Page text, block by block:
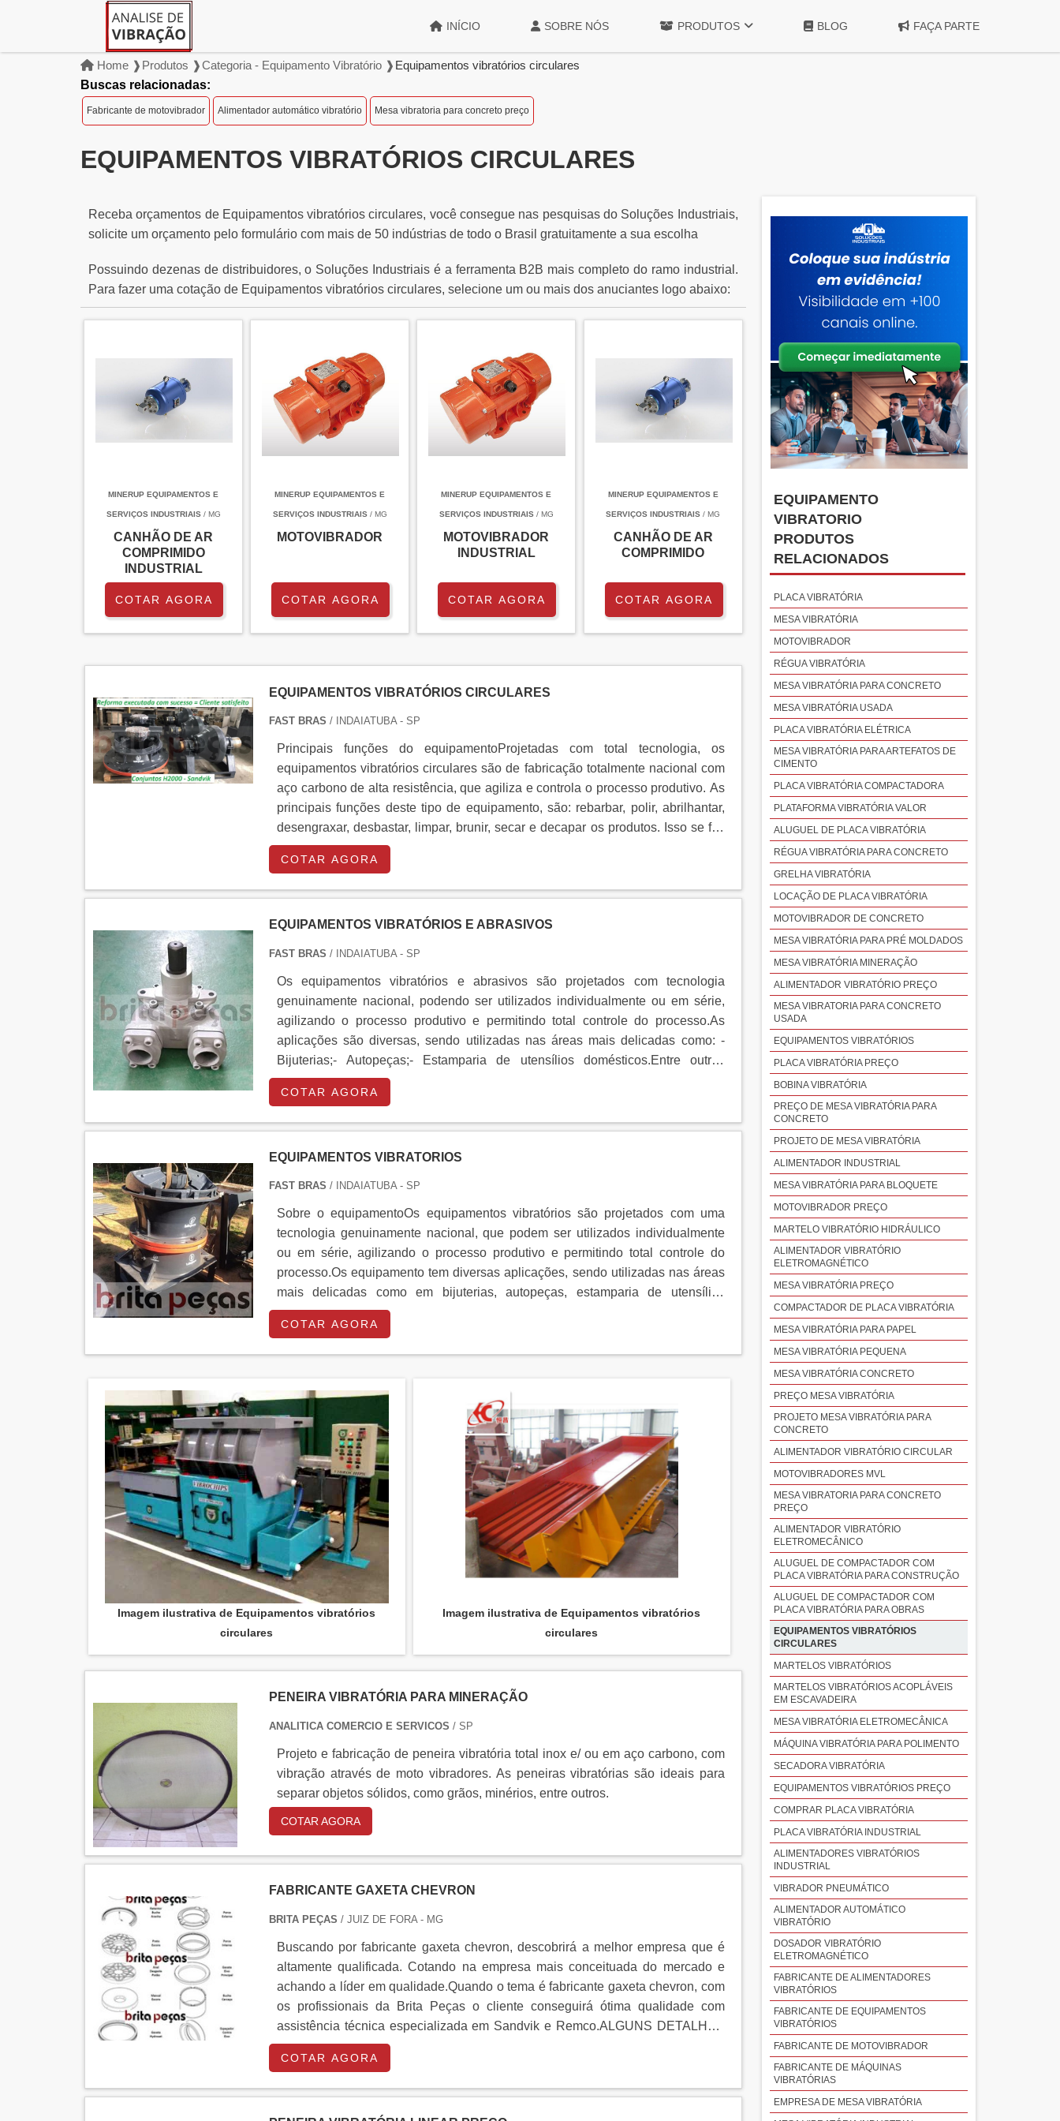
INÍCIO SOBRE NÓS PRODUTOS BLOG FAÇA PARTE
Home ❱ Produtos ❱Categoria - Equipamento Vibratório ❱ Equipamentos vibratórios circulares
Buscas relacionadas:
Fabricante de motovibrador Alimentador automático vibratório Mesa vibratoria para concreto preço
EQUIPAMENTOS VIBRATÓRIOS CIRCULARES
Receba orçamentos de Equipamentos vibratórios circulares, você consegue nas pesquisas do Soluções Industriais,
solicite um orçamento pelo formulário com mais de 50 indústrias de todo o Brasil gratuitamente a sua escolha
Possuindo dezenas de distribuidores, o Soluções Industriais é a ferramenta B2B mais completo do ramo industrial.
Para fazer uma cotação de Equipamentos vibratórios circulares, selecione um ou mais dos anuciantes logo abaixo:
MINERUP EQUIPAMENTOS E
SERVIÇOS INDUSTRIAIS/ MG
CANHÃO DE AR
COMPRIMIDO
INDUSTRIAL
COTAR AGORA
MINERUP EQUIPAMENTOS E
SERVIÇOS INDUSTRIAIS/ MG
MOTOVIBRADOR
COTAR AGORA
MINERUP EQUIPAMENTOS E
SERVIÇOS INDUSTRIAIS/ MG
MOTOVIBRADOR
INDUSTRIAL
COTAR AGORA
MINERUP EQUIPAMENTOS E
SERVIÇOS INDUSTRIAIS / MG
CANHÃO DE AR
COMPRIMIDO
COTAR AGORA
EQUIPAMENTOS VIBRATÓRIOS CIRCULARES
FAST BRAS / INDAIATUBA - SP
Principais funções do equipamentoProjetadas com total tecnologia, os
equipamentos vibratórios circulares são de fabricação totalmente nacional com
aço carbono de alta resistência, que agiliza e controla o processo produtivo. As
principais funções deste tipo de equipamento, são: rebarbar, polir, abrilhantar,
desengraxar, desbastar, limpar, brunir, secar e decapar os produtos. Isso se faz
pelos movimentos circulares entre os chips e as pe...
COTAR AGORA
EQUIPAMENTOS VIBRATÓRIOS E ABRASIVOS
FAST BRAS / INDAIATUBA - SP
Os equipamentos vibratórios e abrasivos são projetados com tecnologia
genuinamente nacional, podendo ser utilizados individualmente ou em série,
agilizando o processo produtivo e permitindo total controle do processo.As
aplicações são diversas, sendo utilizadas nas áreas mais delicadas como: -
Bijuterias;- Autopeças;- Estamparia de utensílios domésticos.Entre outros
segmentos.Utilizando modernas técnicas de fabricação, a Fast Bras ofere...
COTAR AGORA
EQUIPAMENTOS VIBRATORIOS
FAST BRAS / INDAIATUBA - SP
Sobre o equipamentoOs equipamentos vibratórios são projetados com uma
tecnologia genuinamente nacional, que podem ser utilizados individualmente
ou em série, agilizando o processo produtivo e permitindo total controle do
processo.Os equipamento tem diversas aplicações, sendo utilizadas nas áreas
mais delicadas como em bijuterias, autopeças, estamparia de utensílios
domésticos, entre outras. Seu trabalho se dá por meio de movimentos circ...
COTAR AGORA
Imagem ilustrativa de Equipamentos vibratórios
circulares
Imagem ilustrativa de Equipamentos vibratórios
circulares
PENEIRA VIBRATÓRIA PARA MINERAÇÃO
ANALITICA COMERCIO E SERVICOS / SP
Projeto e fabricação de peneira vibratória total inox e/ ou em aço carbono, com
vibração através de moto vibradores. As peneiras vibratórias são ideais para
separar objetos sólidos, como grãos, minérios, entre outros.
COTAR AGORA
FABRICANTE GAXETA CHEVRON
BRITA PEÇAS / JUIZ DE FORA - MG
Buscando por fabricante gaxeta chevron, descobrirá a melhor empresa que é
altamente qualificada. Cotando na empresa mais conceituada do mercado e
achando a líder em qualidade.Quando o tema é fabricante gaxeta chevron, com
os profissionais da Brita Peças o cliente conseguirá ótima qualidade com
assistência técnica especializada em Sandvik e Remco.ALGUNS DETALHES
SOBRE FABRICANTE GAXETA CHEVRONA Brita Peças canaliza seus
esforços em oferecer uma estrutura com escritório de alta qualidade onde são
realizadas as atividades e estrutura suficiente para atender todas as demandas,
COTAR AGORA
EQUIPAMENTO
VIBRATORIO
PRODUTOS
RELACIONADOS
PLACA VIBRATÓRIA
MESA VIBRATÓRIA
MOTOVIBRADOR
RÉGUA VIBRATÓRIA
MESA VIBRATÓRIA PARA CONCRETO
MESA VIBRATÓRIA USADA
PLACA VIBRATÓRIA ELÉTRICA
MESA VIBRATÓRIA PARA ARTEFATOS DE
CIMENTO
PLACA VIBRATÓRIA COMPACTADORA
PLATAFORMA VIBRATÓRIA VALOR
ALUGUEL DE PLACA VIBRATÓRIA
RÉGUA VIBRATÓRIA PARA CONCRETO
GRELHA VIBRATÓRIA
LOCAÇÃO DE PLACA VIBRATÓRIA
MOTOVIBRADOR DE CONCRETO
MESA VIBRATÓRIA PARA PRÉ MOLDADOS
MESA VIBRATÓRIA MINERAÇÃO
ALIMENTADOR VIBRATÓRIO PREÇO
MESA VIBRATORIA PARA CONCRETO
USADA
EQUIPAMENTOS VIBRATÓRIOS
PLACA VIBRATÓRIA PREÇO
BOBINA VIBRATÓRIA
PREÇO DE MESA VIBRATÓRIA PARA
CONCRETO
PROJETO DE MESA VIBRATÓRIA
ALIMENTADOR INDUSTRIAL
MESA VIBRATÓRIA PARA BLOQUETE
MOTOVIBRADOR PREÇO
MARTELO VIBRATÓRIO HIDRÁULICO
ALIMENTADOR VIBRATÓRIO
ELETROMAGNÉTICO
MESA VIBRATÓRIA PREÇO
COMPACTADOR DE PLACA VIBRATÓRIA
MESA VIBRATÓRIA PARA PAPEL
MESA VIBRATÓRIA PEQUENA
MESA VIBRATÓRIA CONCRETO
PREÇO MESA VIBRATÓRIA
PROJETO MESA VIBRATÓRIA PARA
CONCRETO
ALIMENTADOR VIBRATÓRIO CIRCULAR
MOTOVIBRADORES MVL
MESA VIBRATORIA PARA CONCRETO
PREÇO
ALIMENTADOR VIBRATÓRIO
ELETROMECÂNICO
ALUGUEL DE COMPACTADOR COM
PLACA VIBRATÓRIA PARA CONSTRUÇÃO
ALUGUEL DE COMPACTADOR COM
PLACA VIBRATÓRIA PARA OBRAS
EQUIPAMENTOS VIBRATÓRIOS
CIRCULARES
MARTELOS VIBRATÓRIOS
MARTELOS VIBRATÓRIOS ACOPLÁVEIS
EM ESCAVADEIRA
MESA VIBRATÓRIA ELETROMECÂNICA
MÁQUINA VIBRATÓRIA PARA POLIMENTO
SECADORA VIBRATÓRIA
EQUIPAMENTOS VIBRATÓRIOS PREÇO
COMPRAR PLACA VIBRATÓRIA
PLACA VIBRATÓRIA INDUSTRIAL
ALIMENTADORES VIBRATÓRIOS
INDUSTRIAL
VIBRADOR PNEUMÁTICO
ALIMENTADOR AUTOMÁTICO
VIBRATÓRIO
DOSADOR VIBRATÓRIO
ELETROMAGNÉTICO
FABRICANTE DE ALIMENTADORES
VIBRATÓRIOS
FABRICANTE DE EQUIPAMENTOS
VIBRATÓRIOS
FABRICANTE DE MOTOVIBRADOR
FABRICANTE DE MÁQUINAS
VIBRATÓRIAS
EMPRESA DE MESA VIBRATÓRIA